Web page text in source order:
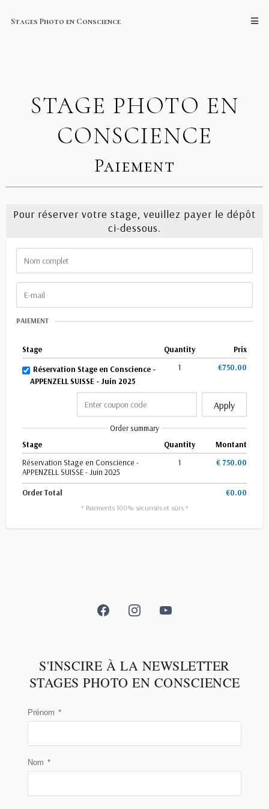
Stages Photo en Conscience
STAGE PHOTO EN
CONSCIENCE
Paiement
Pour réserver votre stage, veuillez payer le dépôt
ci-dessous.
PAIEMENT
Stage Quantity Prix
Réservation Stage en Conscience -
APPENZELL SUISSE - Juin 2025
1 €750.00
Apply
Order summary
Stage
Quantity
Montant
Réservation Stage en Conscience -
APPENZELL SUISSE - Juin 2025
1 € 750.00
Order Total €0.00
* Paiements 100% sécurisés et sûrs *
S'INSCIRE À LA NEWSLETTER
STAGES PHOTO EN CONSCIENCE
Prénom *
Nom *